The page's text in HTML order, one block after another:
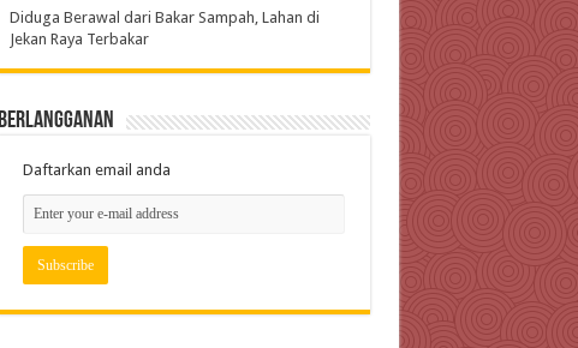
Diduga Berawal dari Bakar Sampah, Lahan di
Jekan Raya Terbakar
Berlangganan
Daftarkan email anda